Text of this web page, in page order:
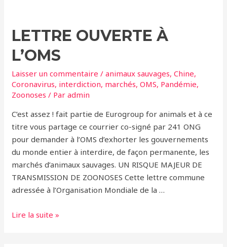
LETTRE OUVERTE À
L’OMS
Laisser un commentaire /animaux sauvages,Chine,
Coronavirus, interdiction, marchés,OMS, Pandémie,
Zoonoses / Paradmin
C’est assez ! fait partie de Eurogroup for animals et à ce
titre vous partage ce courrier co-signé par 241 ONG
pour demander à l’OMS d’exhorter les gouvernements
du monde entier à interdire, de façon permanente, les
marchés d’animaux sauvages. UN RISQUE MAJEUR DE
TRANSMISSION DE ZOONOSES Cette lettre commune
adressée à l’Organisation Mondiale de la …
Lettre
Lire la suite »